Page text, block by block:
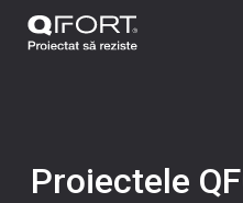
Proiectele